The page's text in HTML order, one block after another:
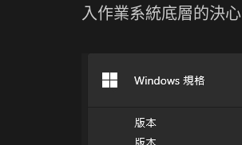
入作業系統底層的決心